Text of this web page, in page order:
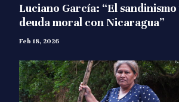
Luciano García: “El
deuda moral con Nicaragua”
Feb 18, 2026